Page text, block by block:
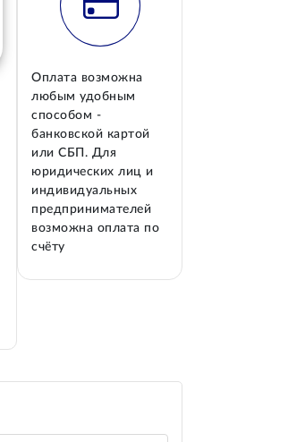
Оплата возможна
любым удобным
способом -
банковской картой
или СБП. Для
юридических лиц и
индивидуальных
предпринимателей
возможна оплата по
счёту